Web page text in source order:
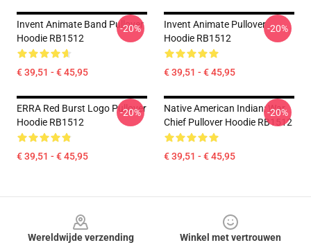
Invent Animate Band Pullover
Hoodie RB1512
€ 39,51 - € 45,95
-20%
Invent Animate Pullover
Hoodie RB1512
€ 39,51 - € 45,95
-20%
ERRA Red Burst Logo Pullover
Hoodie RB1512
€ 39,51 - € 45,95
-20%
Native American Indian: War
Chief Pullover Hoodie RB1512
€ 39,51 - € 45,95
-20%
Wereldwijde verzending
Winkel met vertrouwen